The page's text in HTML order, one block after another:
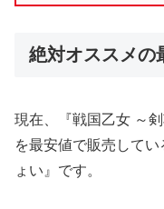
絶対オススメの
現在、『戦国乙女 ～
を最安値で販売して
ょい』です。